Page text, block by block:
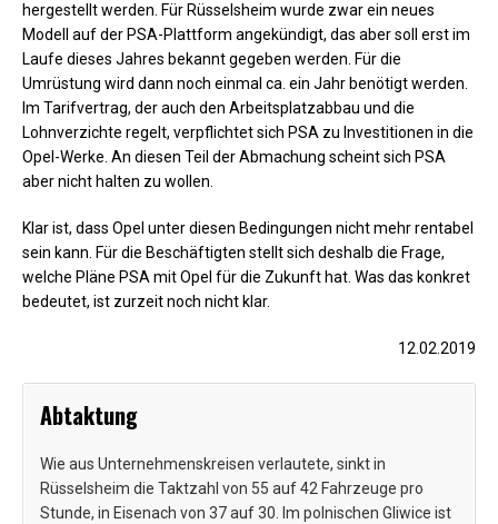
hergestellt werden. Für Rüsselsheim wurde zwar ein neues
Modell auf der PSA-Plattform angekündigt, das aber soll erst im
Laufe dieses Jahres bekannt gegeben werden. Für die
Umrüstung wird dann noch einmal ca. ein Jahr benötigt werden.
Im Tarifvertrag, der auch den Arbeitsplatzabbau und die
Lohnverzichte regelt, verpflichtet sich PSA zu Investitionen in die
Opel-Werke. An diesen Teil der Abmachung scheint sich PSA
aber nicht halten zu wollen.
Klar ist, dass Opel unter diesen Bedingungen nicht mehr rentabel
sein kann. Für die Beschäftigten stellt sich deshalb die Frage,
welche Pläne PSA mit Opel für die Zukunft hat. Was das konkret
bedeutet, ist zurzeit noch nicht klar.
12.02.2019
Abtaktung
Wie aus Unternehmenskreisen verlautete, sinkt in
Rüsselsheim die Taktzahl von 55 auf 42 Fahrzeuge pro
Stunde, in Eisenach von 37 auf 30. Im polnischen Gliwice ist